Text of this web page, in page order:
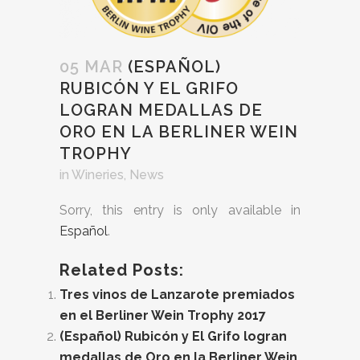
05 MAR (ESPAÑOL)
RUBICÓN Y EL GRIFO
LOGRAN MEDALLAS DE
ORO EN LA BERLINER WEIN
TROPHY
in Wineries News
Sorry, this entry is only available in
Español.
Related Posts:
Tres vinos de Lanzarote premiados
en el Berliner Wein Trophy 2017
(Español) Rubicón y El Grifo logran
medallas de Oro en la Berliner Wein